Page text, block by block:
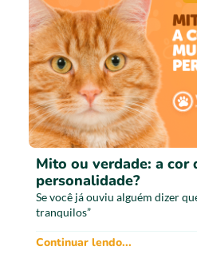
Mito ou verdade: a cor
personalidade?
Se você já ouviu alguém dizer
tranquilos”
Continuar lendo...